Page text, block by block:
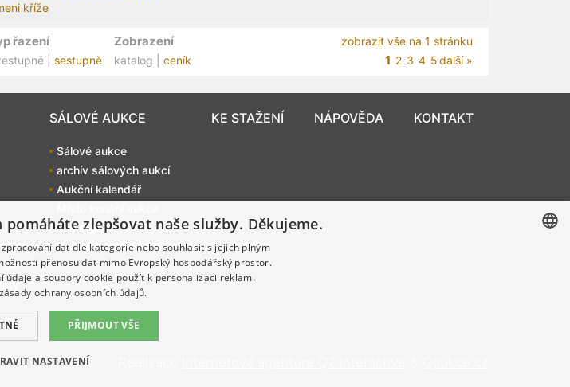
kříže
řazení
| sestupně
Zobrazení
katalog | ceník
zobrazit vše na 1 stránku
1 2 3 4 5další »
SÁLOVÉ AUKCE
Sálové aukce
archív sálových aukcí
Aukční kalendář
Jak dražit?
Podmínky a vysvětlivky
KE STAŽENÍ NÁPOVĚDA KONTAKT
zlepšovat naše služby. Děkujeme.
dat dle kategorie nebo souhlasit s jejich plným
přenosu dat mimo Evropský hospodářský prostor.
údaje a soubory cookie použít k personalizaci reklam.
zásady ochrany osobních údajů.
PŘIJMOUT VŠE
NASTAVENÍ